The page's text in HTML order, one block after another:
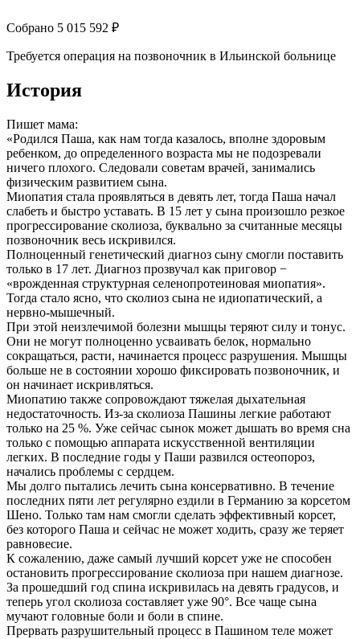
Собрано 5 015 592 ₽
Требуется операция на позвоночник в Ильинской больнице
История
Пишет мама:
«Родился Паша, как нам тогда казалось, вполне здоровым
ребенком, до определенного возраста мы не подозревали
ничего плохого. Следовали советам врачей, занимались
физическим развитием сына.
Миопатия стала проявляться в девять лет, тогда Паша начал
слабеть и быстро уставать. В 15 лет у сына произошло резкое
прогрессирование сколиоза, буквально за считанные месяцы
позвоночник весь искривился.
Полноценный генетический диагноз сыну смогли поставить
только в 17 лет. Диагноз прозвучал как приговор −
«врожденная структурная селенопротеиновая миопатия».
Тогда стало ясно, что сколиоз сына не идиопатический, а
нервно-мышечный.
При этой неизлечимой болезни мышцы теряют силу и тонус.
Они не могут полноценно усваивать белок, нормально
сокращаться, расти, начинается процесс разрушения. Мышцы
больше не в состоянии хорошо фиксировать позвоночник, и
он начинает искривляться.
Миопатию также сопровождают тяжелая дыхательная
недостаточность. Из-за сколиоза Пашины легкие работают
только на 25 %. Уже сейчас сынок может дышать во время сна
только с помощью аппарата искусственной вентиляции
легких. В последние годы у Паши развился остеопороз,
начались проблемы с сердцем.
Мы долго пытались лечить сына консервативно. В течение
последних пяти лет регулярно ездили в Германию за корсетом
Шено. Только там нам смогли сделать эффективный корсет,
без которого Паша и сейчас не может ходить, сразу же теряет
равновесие.
К сожалению, даже самый лучший корсет уже не способен
остановить прогрессирование сколиоза при нашем диагнозе.
За прошедший год спина искривилась на девять градусов, и
теперь угол сколиоза составляет уже 90°. Все чаще сына
мучают головные боли и боли в спине.
Прервать разрушительный процесс в Пашином теле может